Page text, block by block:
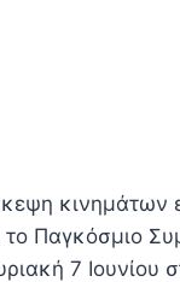
κινημάτων
Παγκόσμιο
7 Ιουνίου